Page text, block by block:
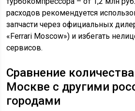
расходов рекомендуется
запчасти через официальных
«Ferrari Moscow») и избегать
сервисов.
Сравнение
Москве с другими
городами